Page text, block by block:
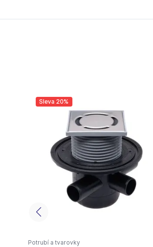
Sleva 20%
Potrubí a tvarovky